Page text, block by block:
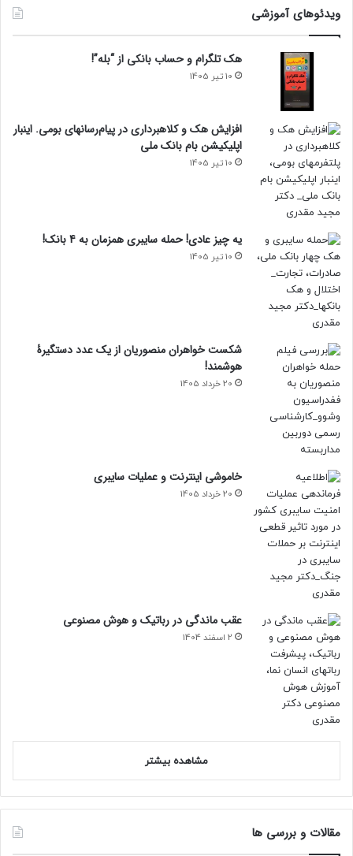
ویدئوهای آموزشی
هک تلگرام و حساب بانکی از “بله”!
10 تیر 1405
افزایش هک و کلاهبرداری در پیام‌رسانهای بومی. اینبار
اپلیکیشن بام‌ بانک ملی
10 تیر 1405
یه چیز عادی! حمله سایبری همزمان به 4 بانک!
10 تیر 1405
شکست خواهران منصوریان از یک عدد دستگیرۀ
هوشمند!
20 خرداد 1405
خاموشی اینترنت و عملیات سایبری
20 خرداد 1405
عقب ماندگی در رباتیک و هوش مصنوعی
2 اسفند 1404
مشاهده بیشتر
مقالات و بررسی ها